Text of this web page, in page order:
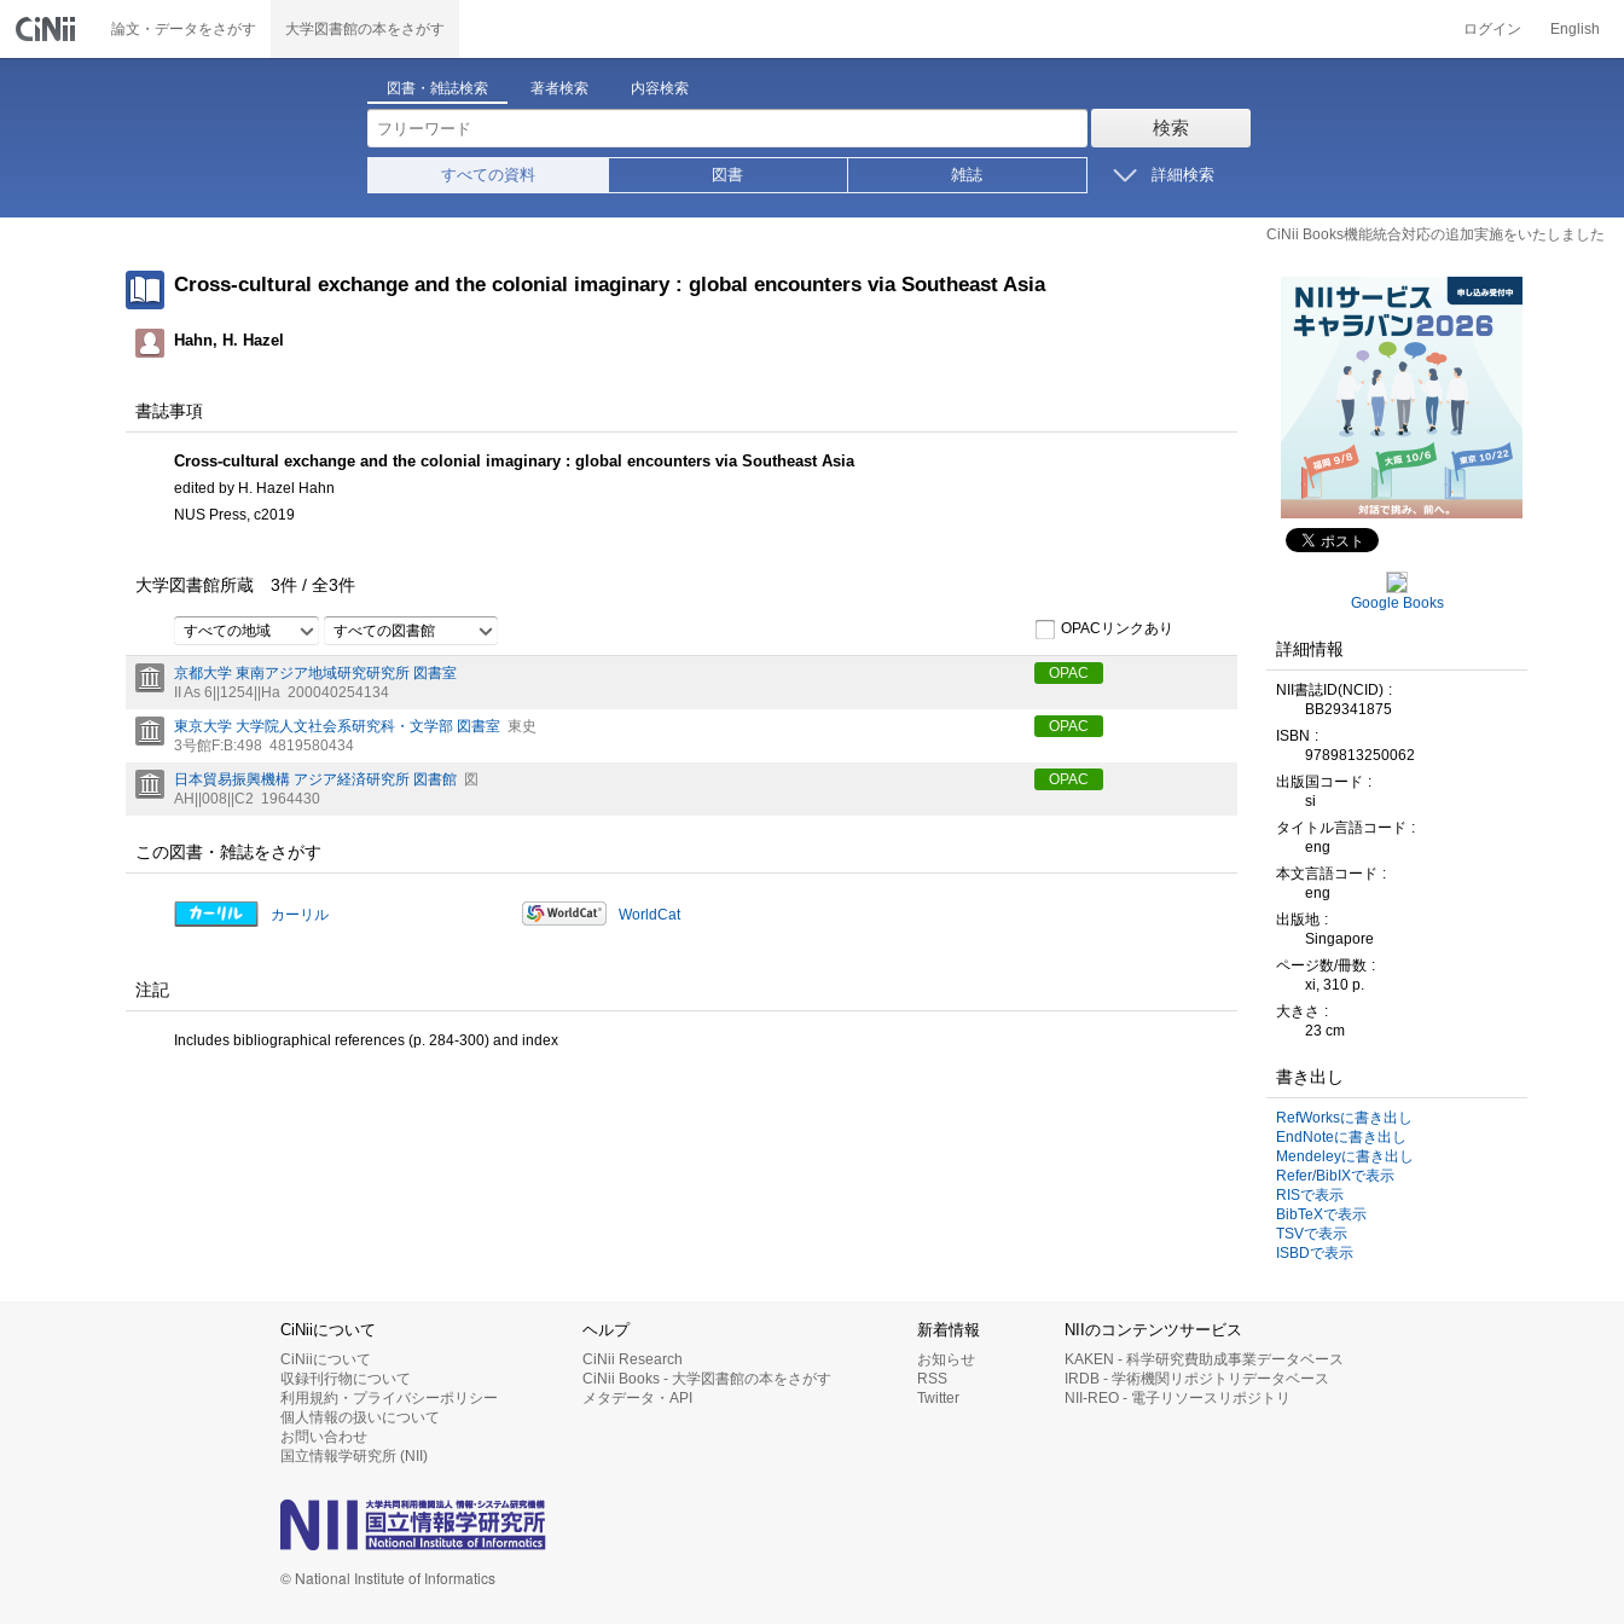
論文・データをさがす 大学図書館の本をさがす ログイン English
図書・雑誌検索 著者検索 内容検索
検索
すべての資料 図書 雑誌 詳細検索
CiNii Books機能統合対応の追加実施をいたしました
Cross-cultural exchange and the colonial imaginary : global encounters via Southeast Asia
Hahn, H. Hazel
書誌事項
Cross-cultural exchange and the colonial imaginary : global encounters via Southeast Asia
edited by H. Hazel Hahn
NUS Press, c2019
大学図書館所蔵 3件 / 全3件
すべての地域 すべての図書館 OPACリンクあり
京都大学 東南アジア地域研究研究所 図書室
II As 6||1254||Ha 200040254134
OPAC
東京大学 大学院人文社会系研究科・文学部 図書室 東史
3号館F:B:498 4819580434
OPAC
日本貿易振興機構 アジア経済研究所 図書館 図
AH||008||C2 1964430
OPAC
この図書・雑誌をさがす
カーリル WorldCat
注記
Includes bibliographical references (p. 284-300) and index
Google Books
詳細情報
NII書誌ID(NCID)
BB29341875
ISBN
9789813250062
出版国コード
si
タイトル言語コード
eng
本文言語コード
eng
出版地
Singapore
ページ数/冊数
xi, 310 p.
大きさ
23 cm
書き出し
RefWorksに書き出し
EndNoteに書き出し
Mendeleyに書き出し
Refer/BibIXで表示
RISで表示
BibTeXで表示
TSVで表示
ISBDで表示
CiNiiについて
CiNiiについて
収録刊行物について
利用規約・プライバシーポリシー
個人情報の扱いについて
お問い合わせ
国立情報学研究所 (NII)
ヘルプ
CiNii Research
CiNii Books - 大学図書館の本をさがす
メタデータ・API
新着情報
お知らせ
RSS
Twitter
NIIのコンテンツサービス
KAKEN - 科学研究費助成事業データベース
IRDB - 学術機関リポジトリデータベース
NII-REO - 電子リソースリポジトリ
© National Institute of Informatics